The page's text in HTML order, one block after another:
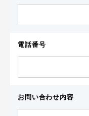
電話番号
お問い合わせ内容